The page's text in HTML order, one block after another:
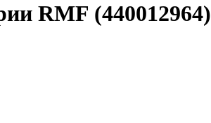
RMF (440012964)